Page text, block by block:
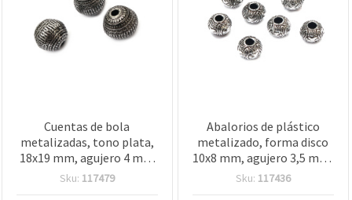
Cuentas de bola
metalizadas, tono plata,
18x19 mm, agujero 4 mm
- 50 g (~13 uds)
Sku: 117479
Abalorios de plástico
metalizado, forma disco
10x8 mm, agujero 3,5 mm,
color plata - 20 g (~50
Sku: 117436